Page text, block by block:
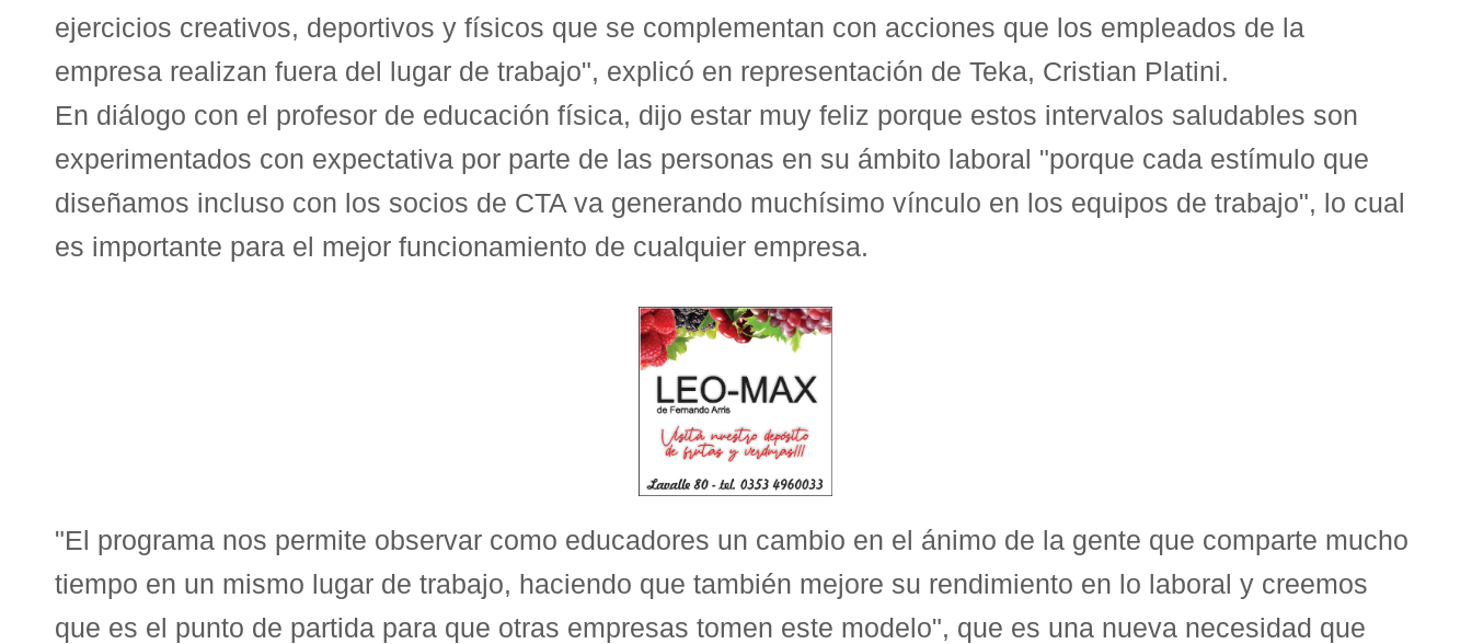
ejercicios creativos, deportivos y físicos que se complementan con acciones que los empleados de la
empresa realizan fuera del lugar de trabajo", explicó en representación de Teka, Cristian Platini.
En diálogo con el profesor de educación física, dijo estar muy feliz porque estos intervalos saludables son
experimentados con expectativa por parte de las personas en su ámbito laboral "porque cada estímulo que
diseñamos incluso con los socios de CTA va generando muchísimo vínculo en los equipos de trabajo", lo cual
es importante para el mejor funcionamiento de cualquier empresa.
"El programa nos permite observar como educadores un cambio en el ánimo de la gente que comparte mucho
tiempo en un mismo lugar de trabajo, haciendo que también mejore su rendimiento en lo laboral y creemos
que es el punto de partida para que otras empresas tomen este modelo", que es una nueva necesidad que